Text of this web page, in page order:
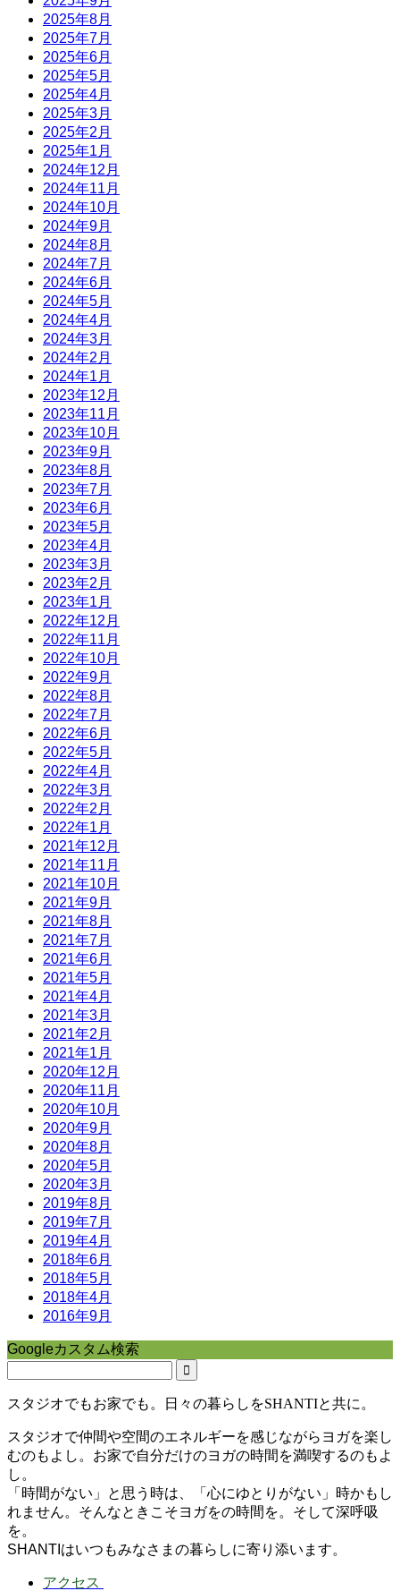
2025年8月
2025年7月
2025年6月
2025年5月
2025年4月
2025年3月
2025年2月
2025年1月
2024年12月
2024年11月
2024年10月
2024年9月
2024年8月
2024年7月
2024年6月
2024年5月
2024年4月
2024年3月
2024年2月
2024年1月
2023年12月
2023年11月
2023年10月
2023年9月
2023年8月
2023年7月
2023年6月
2023年5月
2023年4月
2023年3月
2023年2月
2023年1月
2022年12月
2022年11月
2022年10月
2022年9月
2022年8月
2022年7月
2022年6月
2022年5月
2022年4月
2022年3月
2022年2月
2022年1月
2021年12月
2021年11月
2021年10月
2021年9月
2021年8月
2021年7月
2021年6月
2021年5月
2021年4月
2021年3月
2021年2月
2021年1月
2020年12月
2020年11月
2020年10月
2020年9月
2020年8月
2020年5月
2020年3月
2019年8月
2019年7月
2019年4月
2018年6月
2018年5月
2018年4月
2016年9月
Googleカスタム検索
スタジオでもお家でも。日々の暮らしをSHANTIと共に。
スタジオで仲間や空間のエネルギーを感じながらヨガを楽し
むのもよし。お家で自分だけのヨガの時間を満喫するのもよ
し。
「時間がない」と思う時は、「心にゆとりがない」時かもし
れません。そんなときこそヨガをの時間を。そして深呼吸
を。
SHANTIはいつもみなさまの暮らしに寄り添います。
アクセス